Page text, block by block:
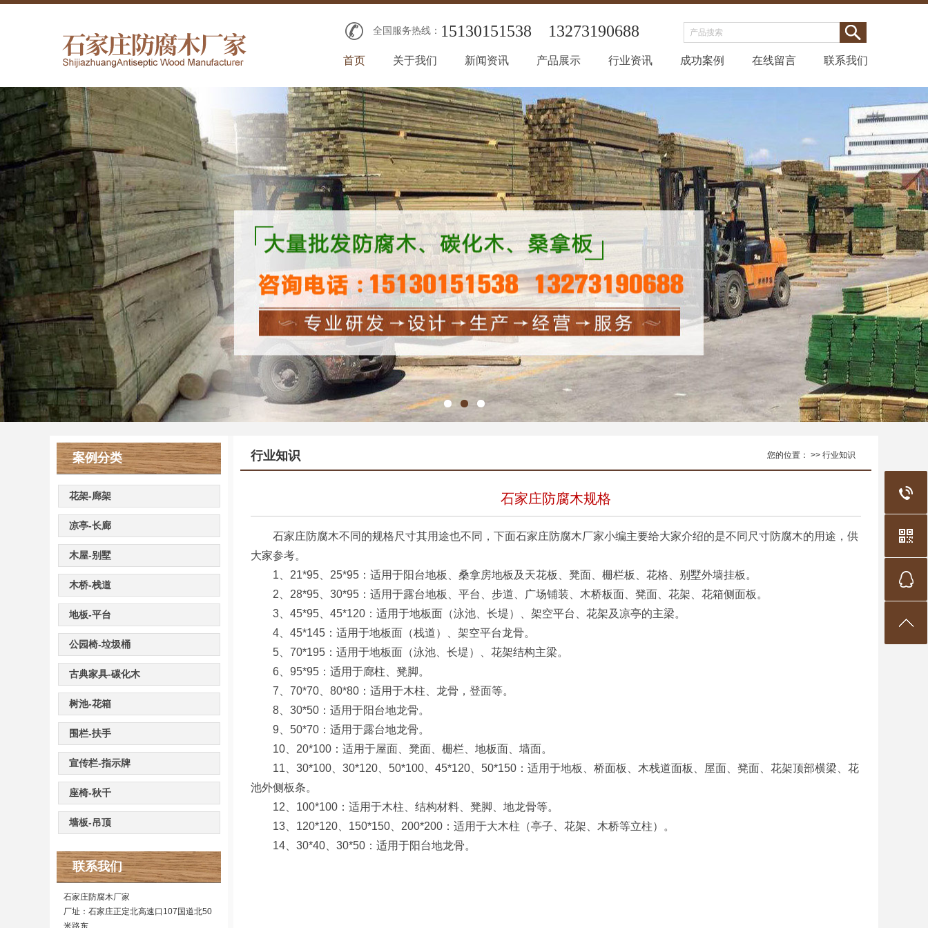
全国服务热线： 15130151538 13273190688
首页 关于我们 新闻资讯 产品展示 行业资讯 成功案例 在线留言 联系我们
案例分类
花架-廊架
凉亭-长廊
木屋-别墅
木桥-栈道
地板-平台
公园椅-垃圾桶
古典家具-碳化木
树池-花箱
围栏-扶手
宣传栏-指示牌
座椅-秋千
墙板-吊顶
联系我们
石家庄防腐木厂家
厂址：石家庄正定北高速口107国道北50
米路东
行业知识 您的位置： >> 行业知识
石家庄防腐木规格
石家庄防腐木不同的规格尺寸其用途也不同，下面石家庄防腐木厂家小编主要给大家介绍的是不同尺寸防腐木的用途，供
大家参考。
1、21*95、25*95：适用于阳台地板、桑拿房地板及天花板、凳面、栅栏板、花格、别墅外墙挂板。
2、28*95、30*95：适用于露台地板、平台、步道、广场铺装、木桥板面、凳面、花架、花箱侧面板。
3、45*95、45*120：适用于地板面（泳池、长堤）、架空平台、花架及凉亭的主梁。
4、45*145：适用于地板面（栈道）、架空平台龙骨。
5、70*195：适用于地板面（泳池、长堤）、花架结构主梁。
6、95*95：适用于廊柱、凳脚。
7、70*70、80*80：适用于木柱、龙骨，登面等。
8、30*50：适用于阳台地龙骨。
9、50*70：适用于露台地龙骨。
10、20*100：适用于屋面、凳面、栅栏、地板面、墙面。
11、30*100、30*120、50*100、45*120、50*150：适用于地板、桥面板、木栈道面板、屋面、凳面、花架顶部横梁、花
池外侧板条。
12、100*100：适用于木柱、结构材料、凳脚、地龙骨等。
13、120*120、150*150、200*200：适用于大木柱（亭子、花架、木桥等立柱）。
14、30*40、30*50：适用于阳台地龙骨。